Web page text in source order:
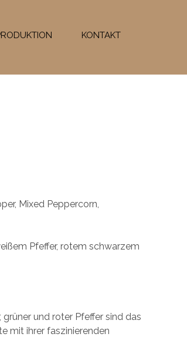
KONTAKT
Mixed Peppercorn,
Pfeffer, rotem schwarzem
und roter Pfeffer sind das
mit ihrer faszinierenden